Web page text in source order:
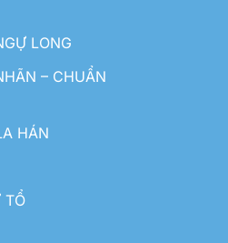
LONG
– CHUẨN
HÁN
TỔ